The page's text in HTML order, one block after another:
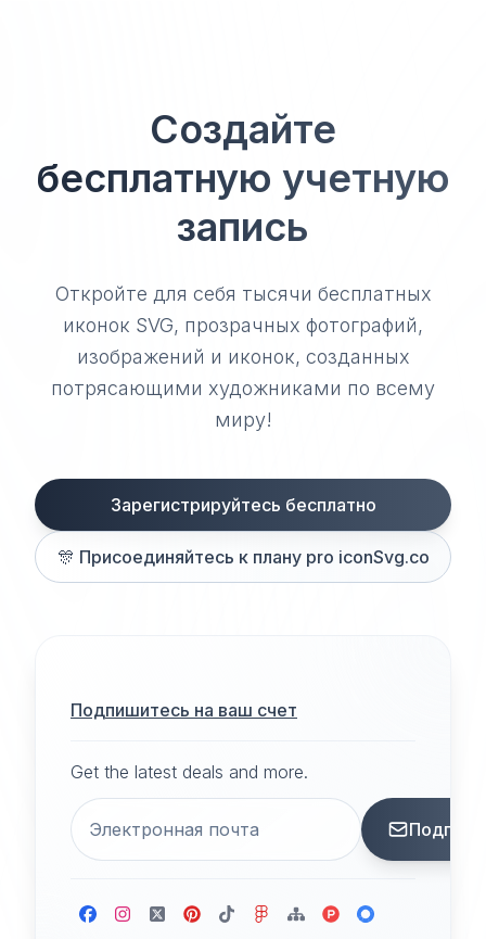
Создайте
бесплатную учетную
запись
Откройте для себя тысячи бесплатных
иконок SVG, прозрачных фотографий,
изображений и иконок, созданных
потрясающими художниками по всему
миру!
Зарегистрируйтесь бесплатно
🎊 Присоединяйтесь к плану pro iconSvg.co
Подпишитесь на ваш счет
Get the latest deals and more.